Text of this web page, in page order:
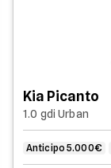
Kia Picanto
1.0 gdi Urban
Anticipo 5.000€